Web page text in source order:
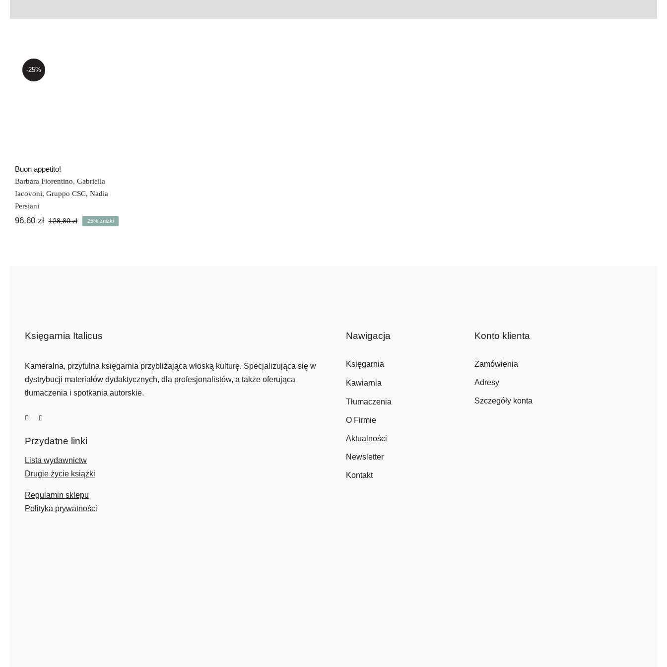
-25%
Buon appetito!
Barbara Fiorentino, Gabriella
Iacovoni, Gruppo CSC, Nadia
Persiani
128,80złPierwotna
96,60 zł
Aktualna
25% zniżki
Księgarnia Italicus
Kameralna, przytulna księgarnia przybliżająca włoską kulturę. Specjalizująca się w
dystrybucji materiałów dydaktycznych, dla profesjonalistów, a także oferująca
tłumaczenia i spotkania autorskie.
Przydatne linki
Lista wydawnictw
Drugie życie książki
Regulamin sklepu
Polityka prywatności
Nawigacja
Księgarnia
Kawiarnia
Tłumaczenia
O Firmie
Aktualności
Newsletter
Kontakt
Konto klienta
Zamówienia
Adresy
Szczegóły konta